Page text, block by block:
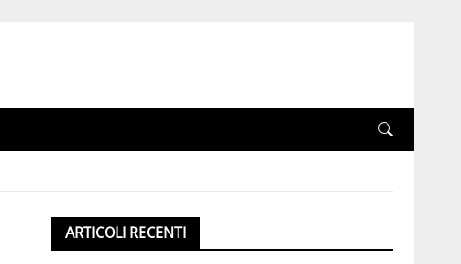
ARTICOLI RECENTI